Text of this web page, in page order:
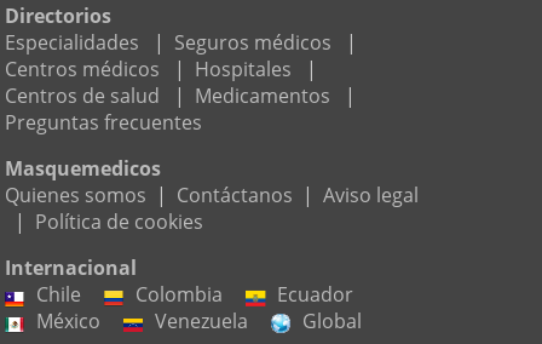
Directorios
Especialidades
| Seguros médicos
|
Centros médicos
| Hospitales
|
Centros de salud
| Medicamentos
|
Preguntas frecuentes
Masquemedicos
Quienes somos | Contáctanos | Aviso legal
| Política de cookies
Internacional
Chile
Colombia
Ecuador
México
Venezuela Global